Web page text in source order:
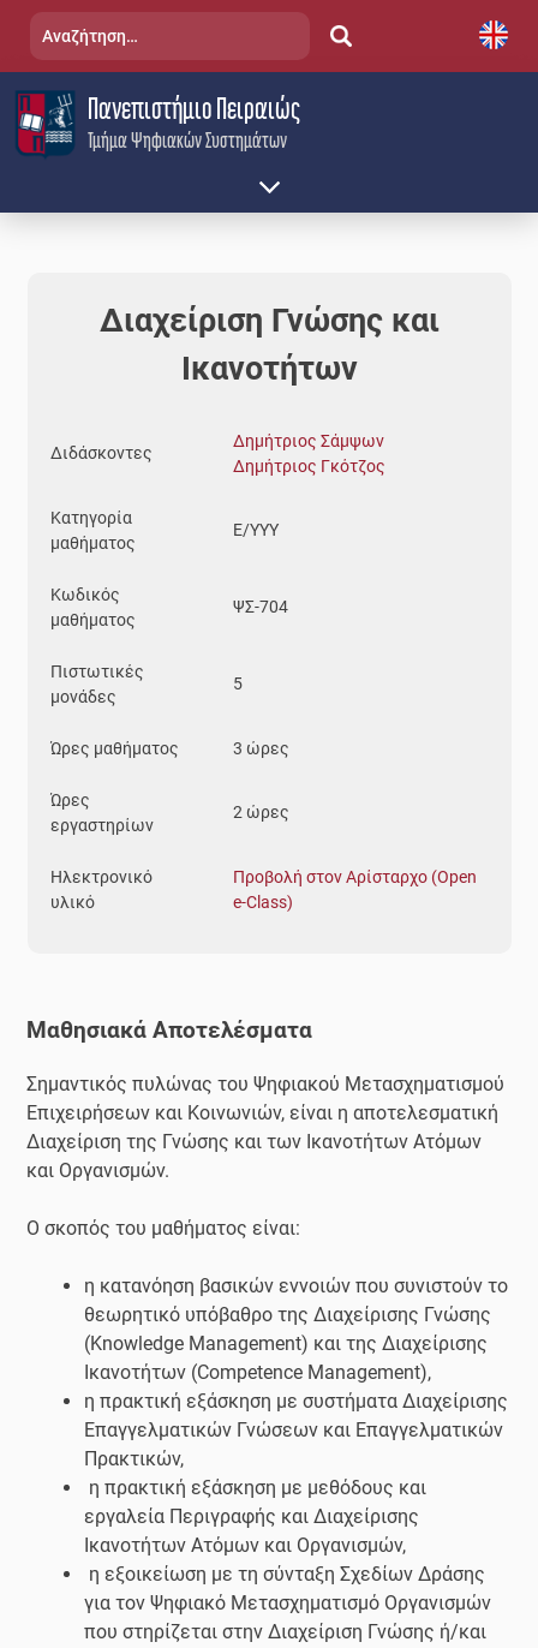
content
Τμήμα Ψηφιακών Συστημάτων
Πανεπιστήμιο Πειραιώς
Αναζήτηση
Διαχείριση Γνώσης και
Ικανοτήτων
Διδάσκοντες
Δημήτριος Σάμψων
Δημήτριος Γκότζος
Κατηγορία
μαθήματος
Ε/YYY
Κωδικός
μαθήματος
ΨΣ-704
Πιστωτικές
μονάδες
5
Ώρες μαθήματος 3 ώρες
Ώρες
εργαστηρίων
2 ώρες
Ηλεκτρονικό
υλικό
Προβολή στον Αρίσταρχο (Open
e-Class)
Μαθησιακά Αποτελέσματα
Σημαντικός πυλώνας του Ψηφιακού Μετασχηματισμού
Επιχειρήσεων και Κοινωνιών, είναι η αποτελεσματική
Διαχείριση της Γνώσης και των Ικανοτήτων Ατόμων
και Οργανισμών.
O σκοπός του μαθήματος είναι:
η κατανόηση βασικών εννοιών που συνιστούν το
θεωρητικό υπόβαθρο της Διαχείρισης Γνώσης
(Knowledge Management) και της Διαχείρισης
Ικανοτήτων (Competence Management),
η πρακτική εξάσκηση με συστήματα Διαχείρισης
Επαγγελματικών Γνώσεων και Επαγγελματικών
Πρακτικών,
η πρακτική εξάσκηση με μεθόδους και
εργαλεία Περιγραφής και Διαχείρισης
Ικανοτήτων Ατόμων και Οργανισμών,
η εξοικείωση με τη σύνταξη Σχεδίων Δράσης
για τον Ψηφιακό Μετασχηματισμό Οργανισμών
που στηρίζεται στην Διαχείριση Γνώσης ή/και